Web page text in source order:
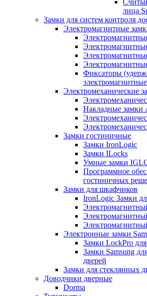
лица
Замки для систем контроля
Электромагнитные
Фиксаторы
электромагнитные
Электромеханические
Накладные замки
Замки гостиничные
Замки IronLogic
Замки ILocks
Умные замки
Программное
гостиничных
Замки для шкафчиков
IronLogic Замки
Электронные замки
Замки LockPro
Замки Samsung
дверей
Замки для стеклянных
Доводчики дверные
Dorma